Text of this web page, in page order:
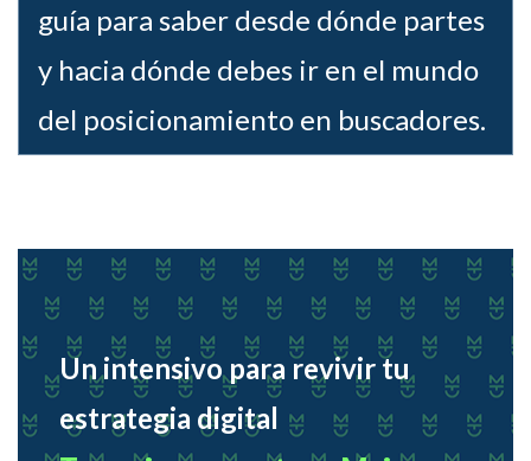
guía para saber desde dónde partes
y hacia dónde debes ir en el mundo
del posicionamiento en buscadores.
Un intensivo para revivir tu
estrategia digital